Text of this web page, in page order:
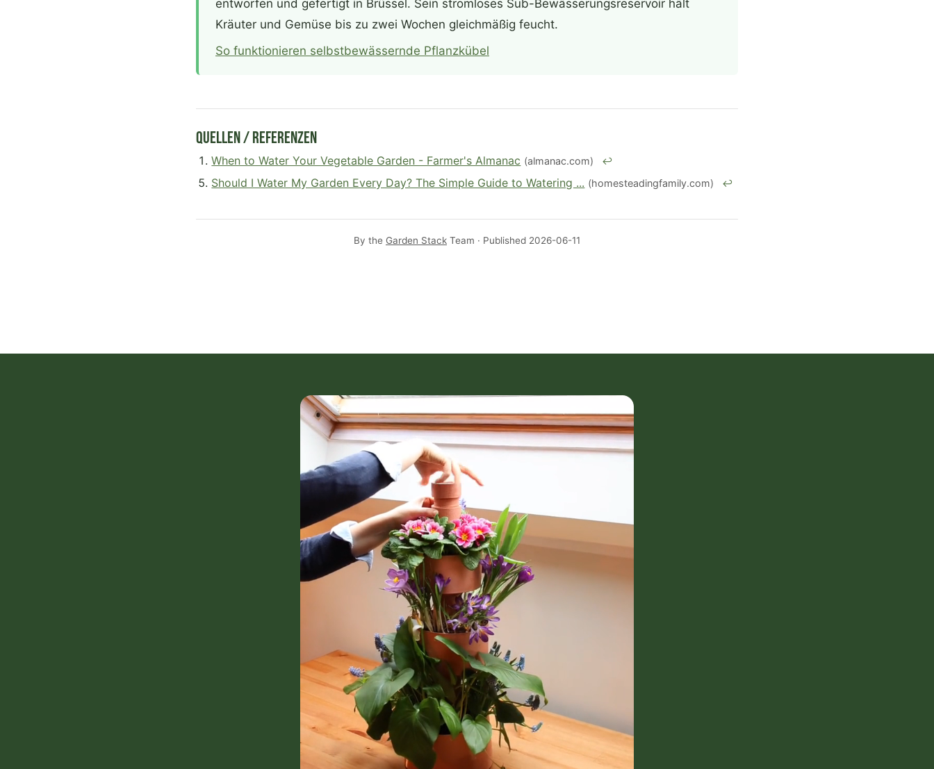
entworfen und gefertigt in Brüssel. Sein stromloses Sub-Bewässerungsreservoir hält
Kräuter und Gemüse bis zu zwei Wochen gleichmäßig feucht.
So funktionieren selbstbewässernde Pflanzkübel
Quellen / Referenzen
When to Water Your Vegetable Garden - Farmer's Almanac (almanac.com) ↩
Should I Water My Garden Every Day? The Simple Guide to Watering ... (homesteadingfamily.com) ↩
By the Garden Stack Team · Published 2026-06-11